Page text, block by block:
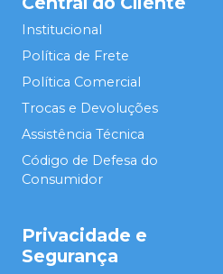
Institucional
Política de Frete
Política Comercial
Trocas e Devoluções
Assistência Técnica
Código de Defesa do
Consumidor
Privacidade e
Segurança